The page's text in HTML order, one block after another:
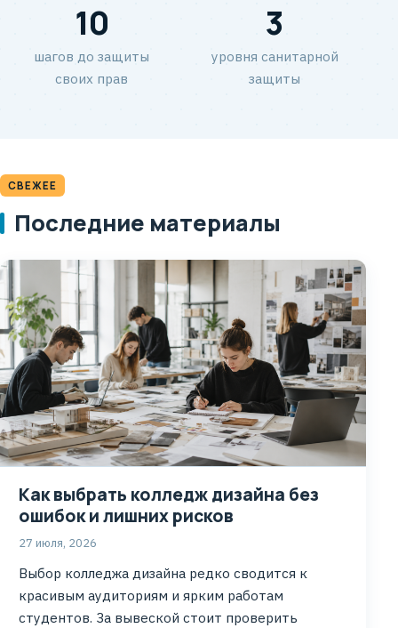
10
шагов до защиты
своих прав
3
уровня санитарной
защиты
СВЕЖЕЕ
Последние материалы
Как выбрать колледж дизайна без
ошибок и лишних рисков
27 июля, 2026
Выбор колледжа дизайна редко сводится к
красивым аудиториям и ярким работам
студентов. За вывеской стоит проверить